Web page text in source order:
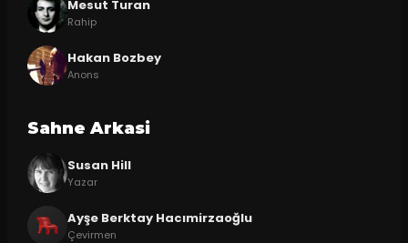
Mesut Turan
Rahip
Hakan Bozbey
Anons
Sahne Arkasi
Susan Hill
Yazar
Ayşe Berktay Hacımirzaoğlu
Çevirmen